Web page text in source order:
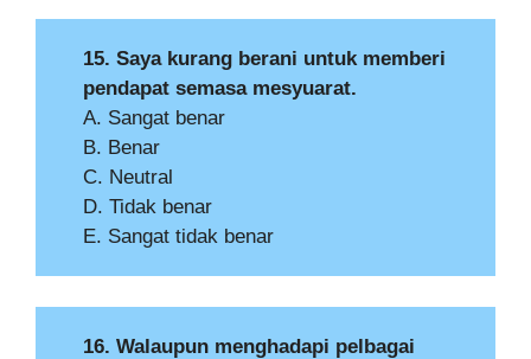
15. Saya kurang berani untuk memberi
pendapat semasa mesyuarat.
A. Sangat benar
B. Benar
C. Neutral
D. Tidak benar
E. Sangat tidak benar
16. Walaupun menghadapi pelbagai